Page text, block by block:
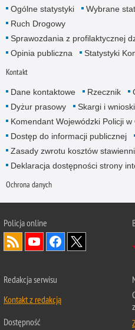
Ogólne statystyki Wybrane
Ruch Drogowy
Sprawozdania z profilaktycznej
Opinia publiczna
Statystyki
Kontakt
Dane kontaktowe Rzecznik
Dyżur prasowy
Skargi i wnioski
Komendant Wojewódzki Policji w
Dostęp do informacji publicznej
Zasady zwrotu kosztów
Deklaracja dostępności strony
Ochrona danych
Policja online
Redakcja serwisu
Kontakt z redakcją
Dostępność